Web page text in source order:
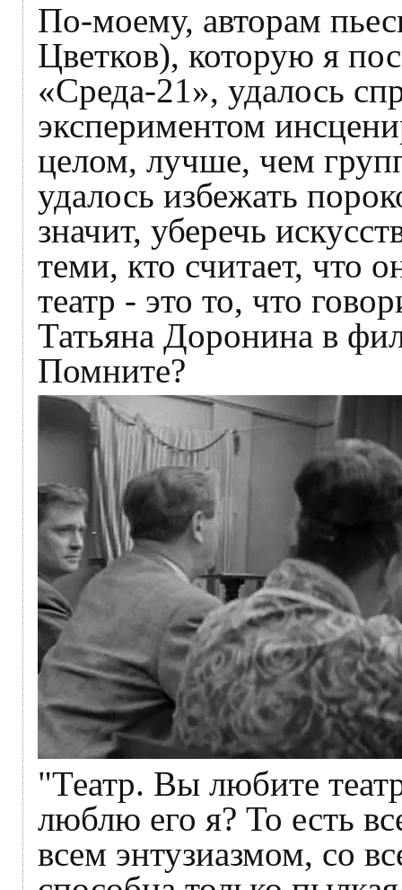
По-моему, авторам
Цветков), которую я
«Среда-21», удалось
экспериментом
целом, лучше, чем
удалось избежать
значит, уберечь
теми, кто считает, что
театр - это то, что
Татьяна Доронина в
Помните?
"Театр. Вы любите
люблю его я? То есть
всем энтузиазмом, со